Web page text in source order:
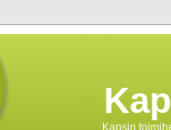
Kapsin